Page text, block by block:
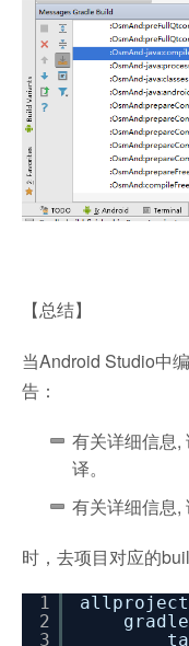
【总结】
当Android Studio中
告：
有关详细信息,
译。
有关详细信息,
时，去项目对应的
1
2
3